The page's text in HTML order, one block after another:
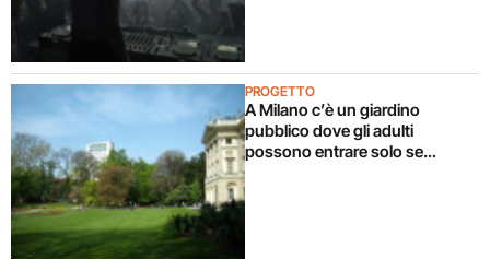
PROGETTO
A Milano c’è un giardino
pubblico dove gli adulti
possono entrare solo se